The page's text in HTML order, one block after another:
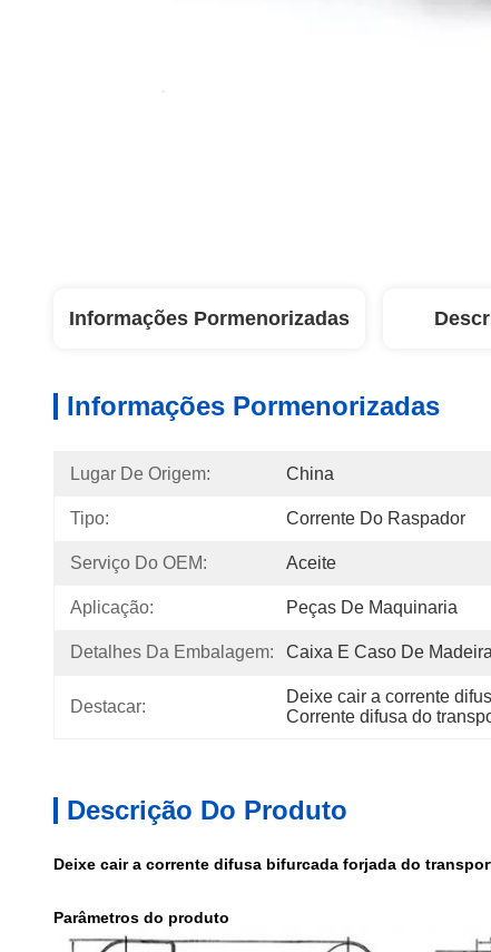
Informações Pormenorizadas
Informações Pormenorizadas
Lugar De Origem: China
Tipo: Corrente Do Raspador
Serviço Do OEM: Aceite
Aplicação: Peças De Maquinaria
Detalhes Da Embalagem: Caixa E Caso De Madeira
Destacar:
Deixe cair a corrente
Corrente difusa do
Descrição Do Produto
Deixe cair a corrente difusa bifurcada forjada do
Parâmetros do produto